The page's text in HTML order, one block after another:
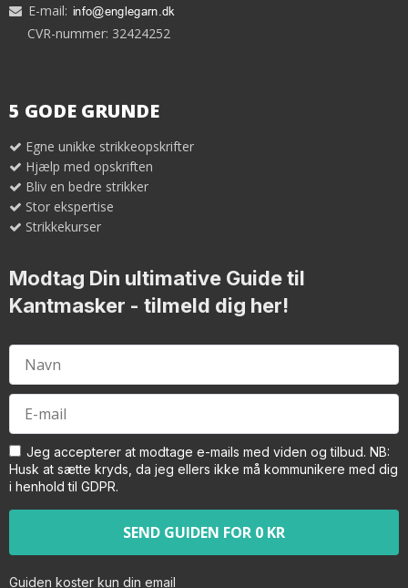
E-mail:
CVR-nummer: 32424252
5 GODE GRUNDE
Egne unikke strikkeopskrifter
Hjælp med opskriften
Bliv en bedre strikker
Stor ekspertise
Strikkekurser
Modtag Din ultimative Guide til
Kantmasker - tilmeld dig her!
Jeg accepterer at modtage e-mails med viden og tilbud. NB:
Husk at sætte kryds, da jeg ellers ikke må kommunikere med dig
i henhold til GDPR.
Guiden koster kun din email